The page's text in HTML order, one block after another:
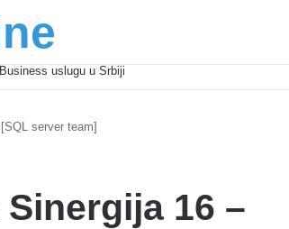
uslugu u Srbiji
server team]
16 –